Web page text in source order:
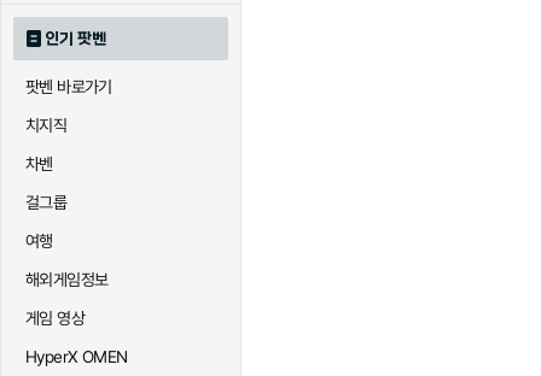
인기 팟벤
팟벤 바로가기
치지직
차벤
걸그룹
여행
해외게임정보
게임 영상
HyperX OMEN